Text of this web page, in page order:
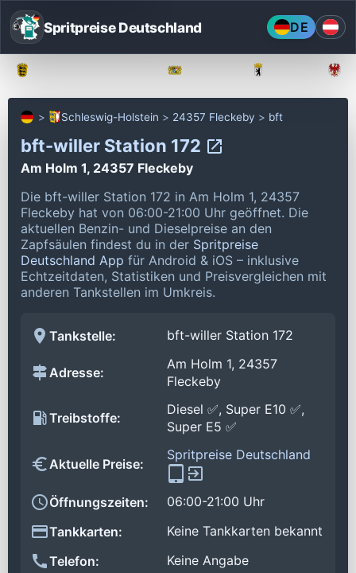
Spritpreise Deutschland DE
Schleswig-Holstein 24357 Fleckeby bft
bft-willer Station 172
Am Holm 1, 24357 Fleckeby
Die bft-willer Station 172 in Am Holm 1, 24357
Fleckeby hat von 06:00-21:00 Uhr geöffnet. Die
aktuellen Benzin- und Dieselpreise an den
Zapfsäulen findest du in der Spritpreise
Deutschland App für Android & iOS – inklusive
Echtzeitdaten, Statistiken und Preisvergleichen mit
anderen Tankstellen im Umkreis.
Tankstelle: bft-willer Station 172
Adresse:
Am Holm 1, 24357
Fleckeby
Treibstoffe:
Diesel ✅, Super E10 ✅,
Super E5 ✅
Aktuelle Preise:
Spritpreise Deutschland
Öffnungszeiten:
06:00-21:00 Uhr
Tankkarten:
Keine Tankkarten bekannt
Telefon:
Keine Angabe